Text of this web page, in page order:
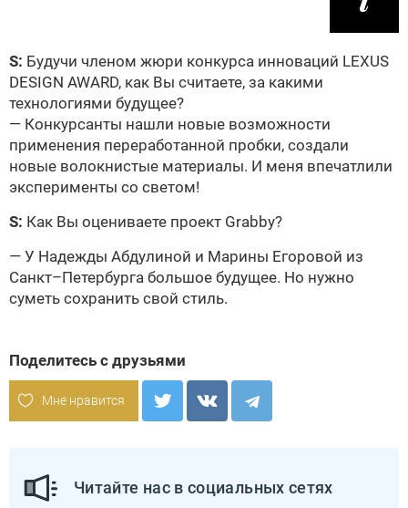
S: Будучи членом жюри конкурса инноваций LEXUS
DESIGN AWARD, как Вы считаете, за какими
технологиями будущее?
— Конкурсанты нашли новые возможности
применения переработанной пробки, создали
новые волокнистые материалы. И меня впечатлили
эксперименты со светом!
S: Как Вы оцениваете проект Grabby?
— У Надежды Абдулиной и Марины Егоровой из
Санкт–Петербурга большое будущее. Но нужно
суметь сохранить свой стиль.
Поделитесь с друзьями
Мне нравится
Читайте нас в социальных сетях